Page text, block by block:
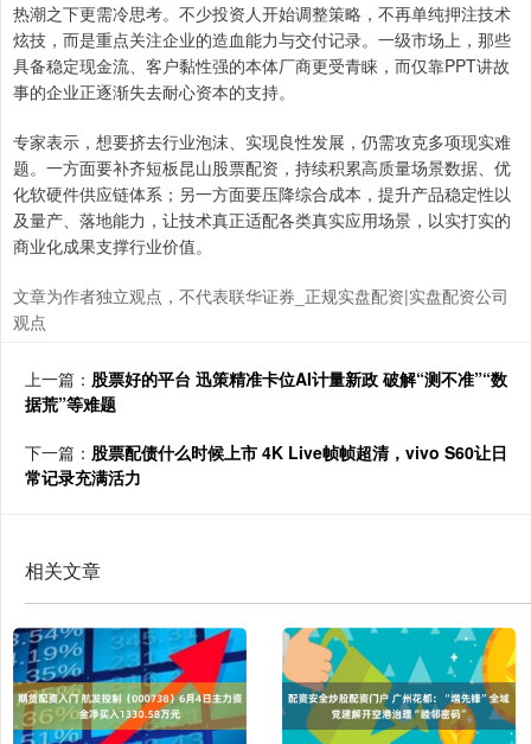
热潮之下更需冷思考。不少投资人开始调整策略，不再单纯押注技术
炫技，而是重点关注企业的造血能力与交付记录。一级市场上，那些
具备稳定现金流、客户黏性强的本体厂商更受青睐，而仅靠PPT讲故
事的企业正逐渐失去耐心资本的支持。
专家表示，想要挤去行业泡沫、实现良性发展，仍需攻克多项现实难
题。一方面要补齐短板昆山股票配资，持续积累高质量场景数据、优
化软硬件供应链体系；另一方面要压降综合成本，提升产品稳定性以
及量产、落地能力，让技术真正适配各类真实应用场景，以实打实的
商业化成果支撑行业价值。
文章为作者独立观点，不代表联华证券_正规实盘配资|实盘配资公司
观点
上一篇： 股票好的平台 迅策精准卡位AI计量新政 破解“测不准”“数
据荒”等难题
下一篇： 股票配债什么时候上市 4K Live帧帧超清，vivo S60让日
常记录充满活力
相关文章